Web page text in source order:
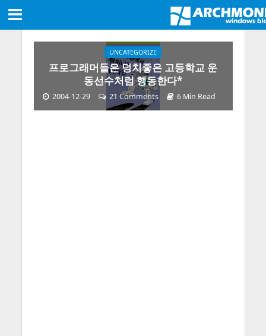
UNCATEGORIZE
프로그래머들은 덩치좋은 고등학교 운
동선수처럼 행동한다*
2004-12-29 21 Comments 6 Min Read